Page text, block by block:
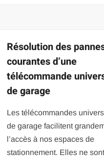
Résolution des
courantes d’une
télécommande
de garage
Les télécommandes
de garage facilitent
l’accès à nos espaces de
stationnement. Elles ne